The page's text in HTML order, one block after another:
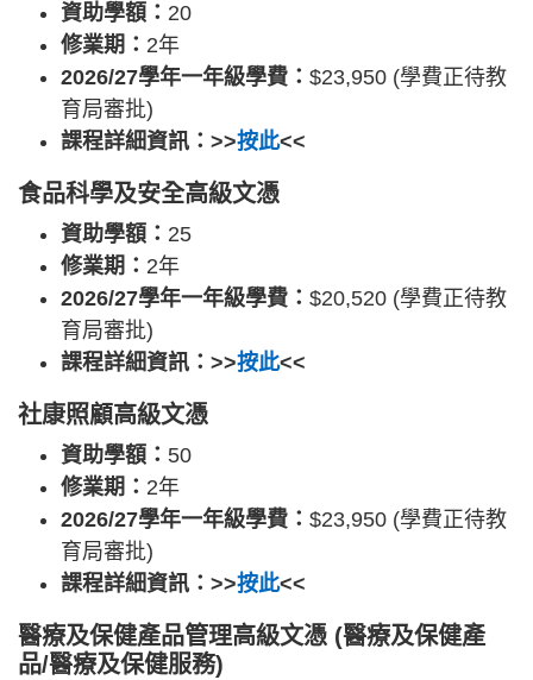
資助學額： 20
修業期： 2年
2026/27學年一年級學費： $23,950 (學費正待教
育局審批)
課程詳細資訊：>>按此<<
食品科學及安全高級文憑
資助學額： 25
修業期： 2年
2026/27學年一年級學費： $20,520 (學費正待教
育局審批)
課程詳細資訊：>>按此<<
社康照顧高級文憑
資助學額： 50
修業期： 2年
2026/27學年一年級學費： $23,950 (學費正待教
育局審批)
課程詳細資訊：>>按此<<
醫療及保健產品管理高級文憑 (醫療及保健產
品/醫療及保健服務)